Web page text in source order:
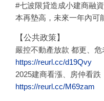
#七波限貸造成小建商融
本再墊高，未來一年內可
【公共政策】
嚴控不動產放款 都更、
https://reurl.cc/d19Qvy
2025建商看漲、房仲看
https://reurl.cc/M69zam